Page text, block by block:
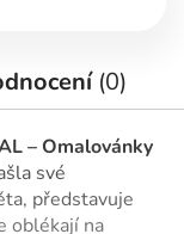
(0)
– Omalovánky
své
představuje
oblékají na